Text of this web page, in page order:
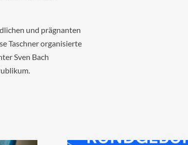
und prägnanten
Taschner organisierte
Sven Bach